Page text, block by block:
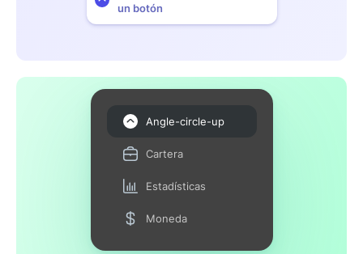
un botón
Angle-circle-up
Cartera
Estadísticas
Moneda